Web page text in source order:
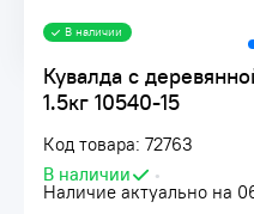
Кувалда с
1.5кг 10540-15
Код товара: 72763
В наличии
•
Наличие актуально на
В наличии